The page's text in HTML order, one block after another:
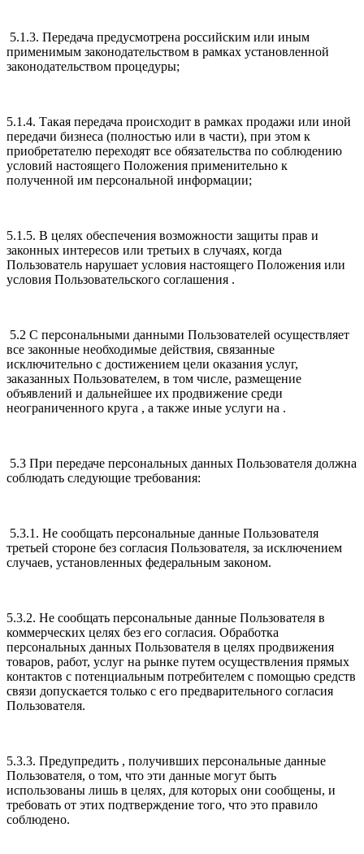
5.1.3. Передача предусмотрена российским или иным
применимым законодательством в рамках установленной
законодательством процедуры;
5.1.4. Такая передача происходит в рамках продажи или иной
передачи бизнеса (полностью или в части), при этом к
приобретателю переходят все обязательства по соблюдению
условий настоящего Положения применительно к
полученной им персональной информации;
5.1.5. В целях обеспечения возможности защиты прав и
законных интересов или третьих в случаях, когда
Пользователь нарушает условия настоящего Положения или
условия Пользовательского соглашения .
5.2 С персональными данными Пользователей осуществляет
все законные необходимые действия, связанные
исключительно с достижением цели оказания услуг,
заказанных Пользователем, в том числе, размещение
объявлений и дальнейшее их продвижение среди
неограниченного круга , а также иные услуги на .
5.3 При передаче персональных данных Пользователя должна
соблюдать следующие требования:
5.3.1. Не сообщать персональные данные Пользователя
третьей стороне без согласия Пользователя, за исключением
случаев, установленных федеральным законом.
5.3.2. Не сообщать персональные данные Пользователя в
коммерческих целях без его согласия. Обработка
персональных данных Пользователя в целях продвижения
товаров, работ, услуг на рынке путем осуществления прямых
контактов с потенциальным потребителем с помощью средств
связи допускается только с его предварительного согласия
Пользователя.
5.3.3. Предупредить , получивших персональные данные
Пользователя, о том, что эти данные могут быть
использованы лишь в целях, для которых они сообщены, и
требовать от этих подтверждение того, что это правило
соблюдено.